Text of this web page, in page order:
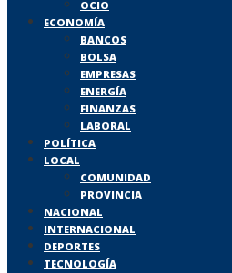
OCIO
ECONOMÍA
BANCOS
BOLSA
EMPRESAS
ENERGÍA
FINANZAS
LABORAL
POLÍTICA
LOCAL
COMUNIDAD
PROVINCIA
NACIONAL
INTERNACIONAL
DEPORTES
TECNOLOGÍA